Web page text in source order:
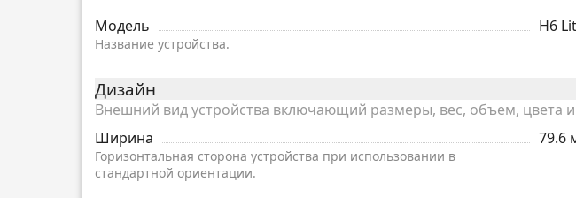
Модель
Название устройства.
H6
Дизайн
Внешний вид устройства включающий размеры, вес, объем, цвета
Ширина
Горизонтальная сторона устройства при использовании в
стандартной ориентации.
79.6